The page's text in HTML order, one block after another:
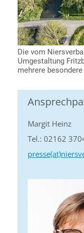
Die vom
Umgestaltung
mehrere
Margit Heinz
Tel.: 02162